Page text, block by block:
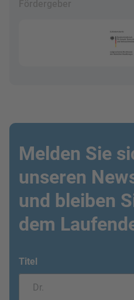
Melden Sie
unseren
und bleiben
dem
Titel